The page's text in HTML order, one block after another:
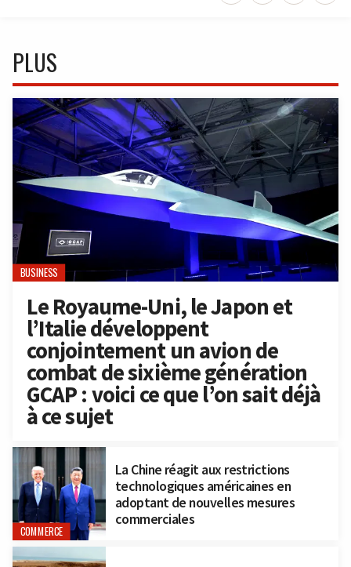
PLUS
BUSINESS
Le Royaume-Uni, le Japon et
l’Italie développent
conjointement un avion de
combat de sixième génération
GCAP : voici ce que l’on sait déjà
à ce sujet
COMMERCE
La Chine réagit aux restrictions
technologiques américaines en
adoptant de nouvelles mesures
commerciales